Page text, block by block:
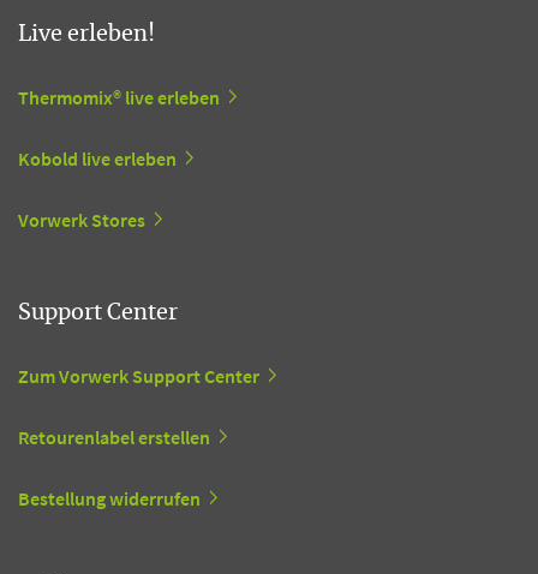
Live erleben!
Thermomix® live erleben
Kobold live erleben
Vorwerk Stores
Support Center
Zum Vorwerk Support Center
Retourenlabel erstellen
Bestellung widerrufen